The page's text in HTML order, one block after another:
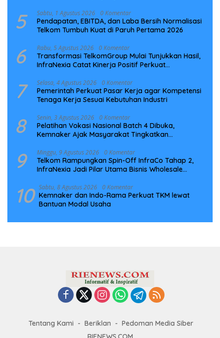
5 Sabtu, 1 Agustus 2026 0 Komentar
Pendapatan, EBITDA, dan Laba Bersih Normalisasi
Telkom Tumbuh Kuat di Paruh Pertama 2026
6 Rabu, 5 Agustus 2026 0 Komentar
Transformasi TelkomGroup Mulai Tunjukkan Hasil,
InfraNexia Catat Kinerja Positif Perkuat
7 Selasa, 4 Agustus 2026 0 Komentar
Pemerintah Perkuat Pasar Kerja agar Kompetensi
Tenaga Kerja Sesuai Kebutuhan Industri
8 Senin, 3 Agustus 2026 0 Komentar
Pelatihan Vokasi Nasional Batch 4 Dibuka,
Kemnaker Ajak Masyarakat Tingkatkan
9 Minggu, 9 Agustus 2026 0 Komentar
Telkom Rampungkan Spin-Off InfraCo Tahap 2,
InfraNexia Jadi Pilar Utama Bisnis Wholesale
10 Sabtu, 8 Agustus 2026 0 Komentar
Kemnaker dan Indo-Rama Perkuat TKM lewat
Bantuan Modal Usaha
Tentang Kami Beriklan
Pedoman Media Siber